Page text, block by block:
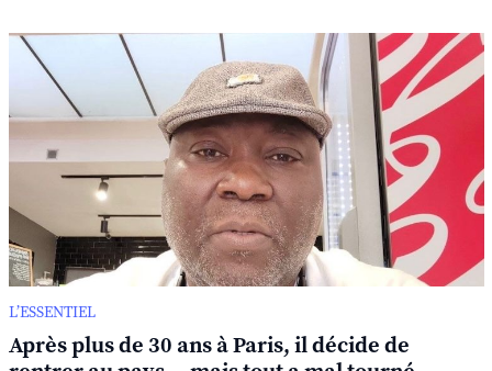
L’ESSENTIEL
Après plus de 30 ans à Paris, il décide de